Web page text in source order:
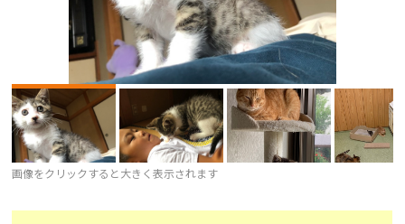
画像をクリックすると大きく表示されます